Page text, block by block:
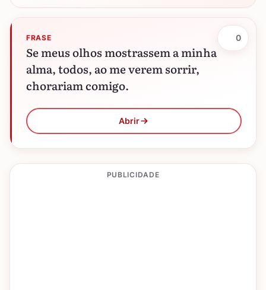
FRASE
Se meus olhos mostrassem a minha
alma, todos, ao me verem sorrir,
chorariam comigo.
Abrir
0
PUBLICIDADE